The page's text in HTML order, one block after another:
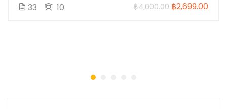
33 10 ฿4,000.00 ฿2,699.00